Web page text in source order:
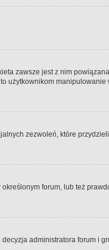
zawsze jest z nim
użytkownikom
zezwoleń, które
forum, lub też
administratora forum i